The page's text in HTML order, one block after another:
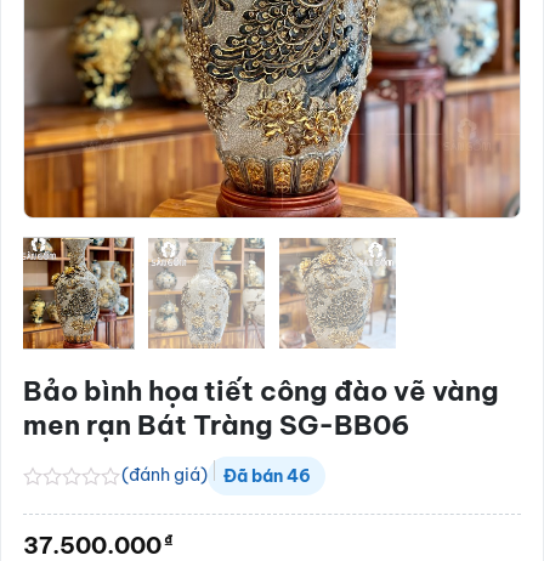
Bảo bình họa tiết công đào vẽ vàng
men rạn Bát Tràng SG-BB06
hạng
(đánh giá) Đã bán46
37.500.000₫